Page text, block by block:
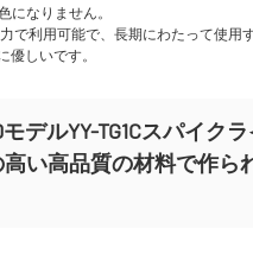
になりません。
利用可能で、長期にわたって使用
優しいです。
モデルYY-TG1Cスパイク
い高品質の材料で作ら